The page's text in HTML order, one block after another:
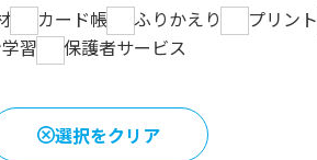
カード帳 ふりかえり プリント
習 保護者サービス
選択をクリア